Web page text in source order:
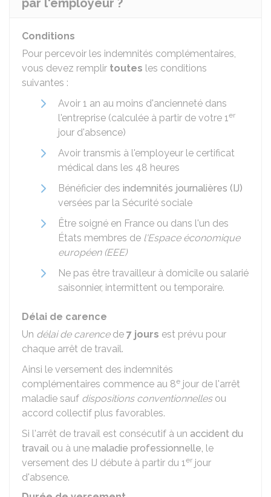
par l'employeur ?
Conditions
Pour percevoir les indemnités complémentaires,
vous devez remplir toutes les conditions
suivantes :
Avoir 1 an au moins d'ancienneté dans
l'entreprise (calculée à partir de votre 1er
jour d'absence)
Avoir transmis à l'employeur le certificat
médical dans les 48 heures
Bénéficier des indemnités journalières (IJ)
versées par la Sécurité sociale
Être soigné en France ou dans l'un des
États membres de l'Espace économique
européen (EEE)
Ne pas être travailleur à domicile ou salarié
saisonnier, intermittent ou temporaire.
Délai de carence
Un délai de carencede 7 jours est prévu pour
chaque arrêt de travail.
Ainsi le versement des indemnités
complémentaires commence au 8e jour de l'arrêt
maladie sauf dispositions conventionnellesou
accord collectif plus favorables.
Si l'arrêt de travail est consécutif à un accident du
travail ou à une maladie professionnelle, le
versement des IJ débute à partir du 1er jour
d'absence.